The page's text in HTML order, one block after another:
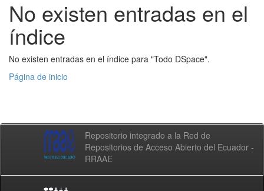
No existen entradas en el
índice
No existen entradas en el índice para "Todo DSpace".
Página de inicio
Repositorio integrado a la Red de
Repositorios de Acceso Abierto del Ecuador -
RRAAE